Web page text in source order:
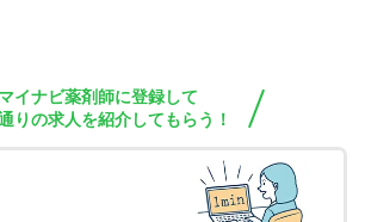
マイナビ薬剤師に登録して
りの求人を紹介してもらう！